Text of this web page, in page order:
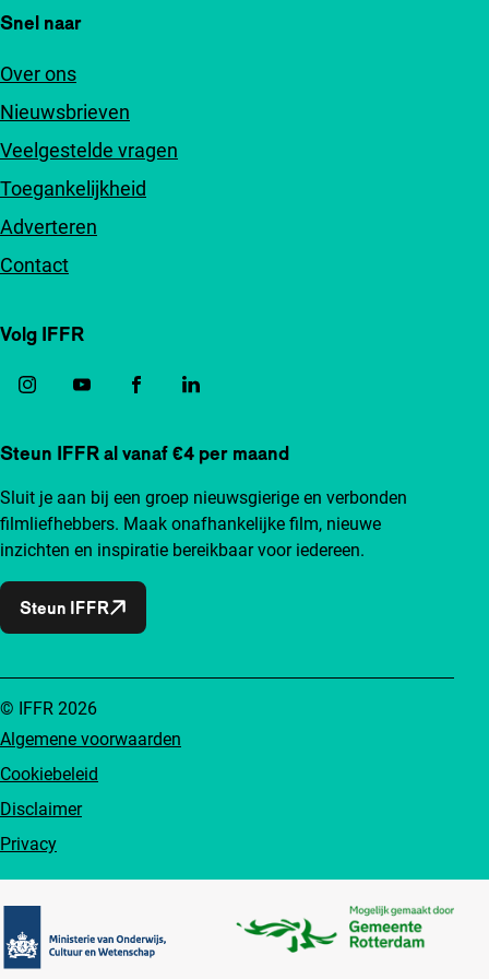
Snel naar
Over ons
Nieuwsbrieven
Veelgestelde vragen
Toegankelijkheid
Adverteren
Contact
Volg IFFR
Steun IFFR al vanaf €4 per maand
Sluit je aan bij een groep nieuwsgierige en verbonden
filmliefhebbers. Maak onafhankelijke film, nieuwe
inzichten en inspiratie bereikbaar voor iedereen.
Steun IFFR
Algemene voorwaarden
Cookiebeleid
Disclaimer
Privacy
© IFFR 2026